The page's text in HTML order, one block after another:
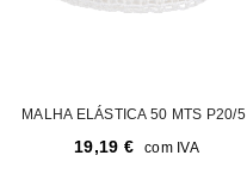
MALHA ELÁSTICA 50 MTS P20/5
19,19 € com IVA